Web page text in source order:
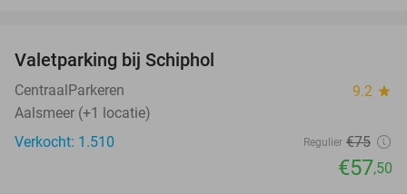
Valetparking bij Schiphol
CentraalParkeren 9.2 star
Aalsmeer (+1 locatie)
Verkocht: 1.510
Regulier €75
€57,50